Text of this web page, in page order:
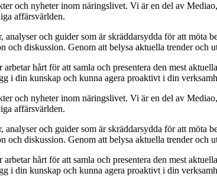
och nyheter inom näringslivet. Vi är en del av
affärsvärlden.
och guider som är skräddarsydda för att
och diskussion. Genom att belysa aktuella trender
hårt för att samla och presentera den mest
i din kunskap och kunna agera proaktivt i din
och nyheter inom näringslivet. Vi är en del av
affärsvärlden.
och guider som är skräddarsydda för att
och diskussion. Genom att belysa aktuella trender
hårt för att samla och presentera den mest
i din kunskap och kunna agera proaktivt i din